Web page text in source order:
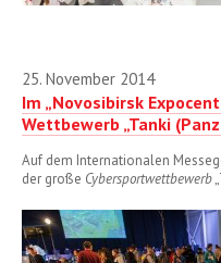
Juli
September
Oktober
November
Dezember
2013
25. November 2014
Im „Novosibirsk
Wettbewerb „Tanki
Auf dem Internationalen
der große Cybersportwettbewerb